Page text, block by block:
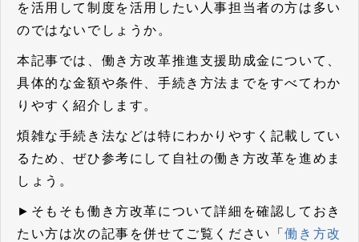
を活用して制度を活用したい人事担当者の方は多い
のではないでしょうか。
本記事では、働き方改革推進支援助成金について、
具体的な金額や条件、手続き方法までをすべてわか
りやすく紹介します。
煩雑な手続き法などは特にわかりやすく記載してい
るため、ぜひ参考にして自社の働き方改革を進めま
しょう。
►そもそも働き方改革について詳細を確認しておき
たい方は次の記事を併せてご覧ください「働き方改